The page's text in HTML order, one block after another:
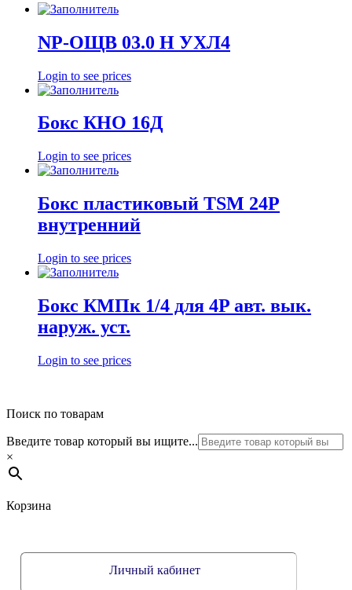
NP-ОЩВ 03.0 Н УХЛ4
Login to see prices
Бокс КНО 16Д
Login to see prices
Бокс пластиковый TSM 24Р
внутренний
Login to see prices
Бокс КМПк 1/4 для 4P авт. вык.
наруж. уст.
Login to see prices
Поиск по товарам
Введите товар который вы ищите...
×
Корзина
Личный кабинет